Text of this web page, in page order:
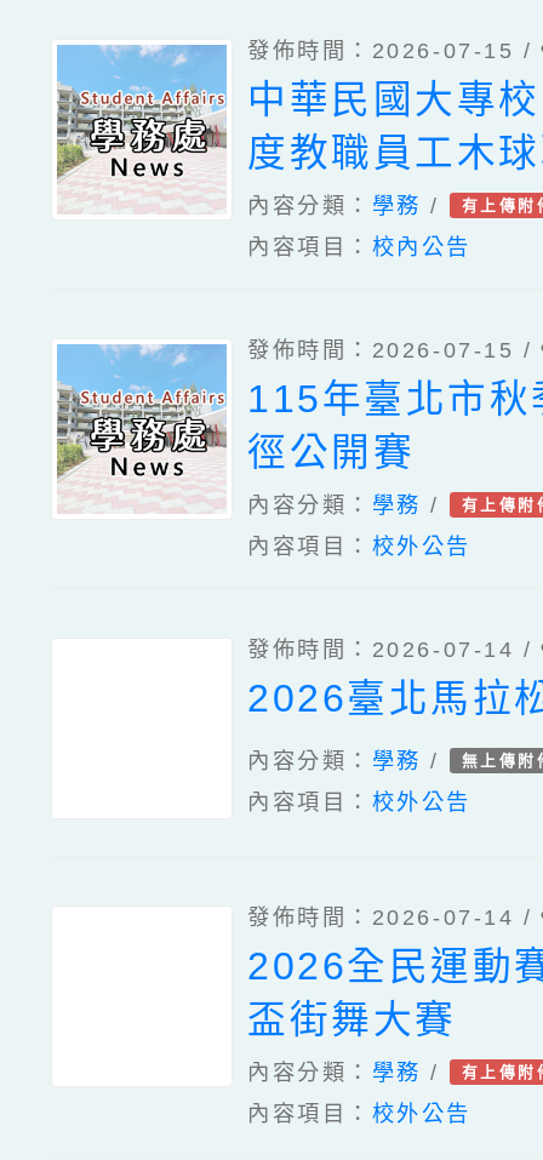
發佈時間：2026-07-15 /
中華民國大專
度教職員工木
內容分類： 學務 / 有上傳附
內容項目： 校內公告
發佈時間：2026-07-15 /
115年臺北市秋
徑公開賽
內容分類： 學務 / 有上傳附
內容項目： 校外公告
發佈時間：2026-07-14 /
2026臺北馬拉
內容分類： 學務 / 無上傳附
內容項目： 校外公告
發佈時間：2026-07-14 /
2026全民運動
盃街舞大賽
內容分類： 學務 / 有上傳附
內容項目： 校外公告